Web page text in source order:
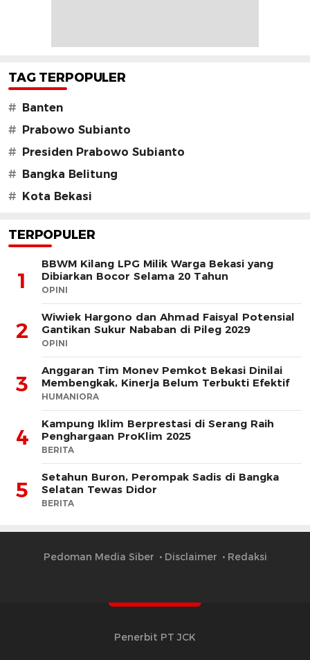
TAG TERPOPULER
# Banten
# Prabowo Subianto
# Presiden Prabowo Subianto
# Bangka Belitung
# Kota Bekasi
TERPOPULER
1
BBWM Kilang LPG Milik Warga Bekasi yang
Dibiarkan Bocor Selama 20 Tahun
OPINI
2
Wiwiek Hargono dan Ahmad Faisyal Potensial
Gantikan Sukur Nababan di Pileg 2029
OPINI
3
Anggaran Tim Monev Pemkot Bekasi Dinilai
Membengkak, Kinerja Belum Terbukti Efektif
HUMANIORA
4
Kampung Iklim Berprestasi di Serang Raih
Penghargaan ProKlim 2025
BERITA
5
Setahun Buron, Perompak Sadis di Bangka
Selatan Tewas Didor
BERITA
Pedoman Media Siber Disclaimer Redaksi
Penerbit PT JCK